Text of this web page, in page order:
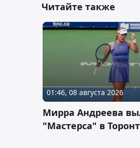
Читайте также
01:46, 08 августа 2026
Мирра Андреева
"Мастерса" в